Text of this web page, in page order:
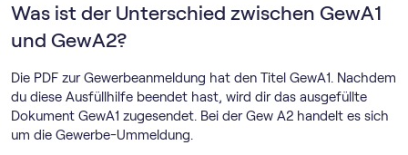
Was ist der Unterschied zwischen GewA1
und GewA2?
Die PDF zur Gewerbeanmeldung hat den Titel GewA1. Nachdem
du diese Ausfüllhilfe beendet hast, wird dir das ausgefüllte
Dokument GewA1 zugesendet. Bei der Gew A2 handelt es sich
um die Gewerbe-Ummeldung.